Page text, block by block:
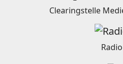
Clearingstelle
Radio